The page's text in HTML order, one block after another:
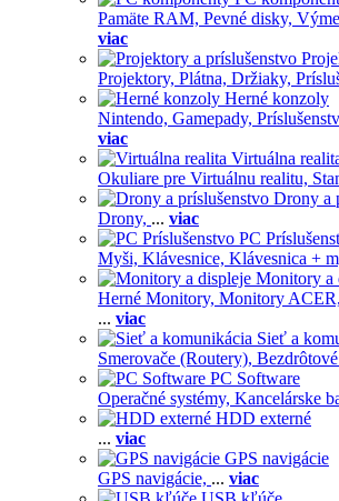
Pamäte RAM, Pevné disky,
viac
Projektory, Plátna, Držiaky,
Herné konzoly
Nintendo, Gamepady,
viac
Virtuálna
Okuliare pre Virtuálnu realitu,
Drony a
Drony, ... viac
PC
Myši, Klávesnice, Klávesnica +
Monitory a
Herné Monitory, Monitory ACER,
... viac
Sieť a
Smerovače (Routery),
PC Software
Operačné systémy, Kancelárske
HDD externé
... viac
GPS navigácie
GPS navigácie, ... viac